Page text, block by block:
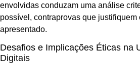
envolvidas conduzam uma análise
possível, contraprovas que justifiquem
apresentado.
Desafios e Implicações Éticas na
Digitais